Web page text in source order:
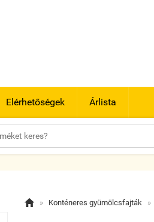
Elérhetőségek Árlista
 » Konténeres gyümölcsfajták »